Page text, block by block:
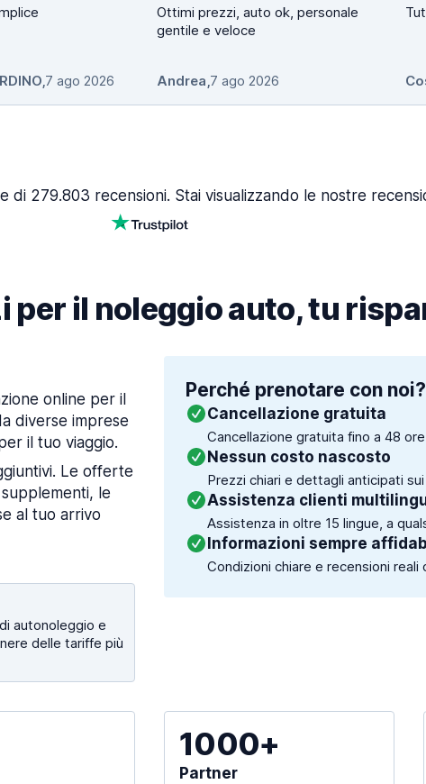
,7 ago 2026
Ottimi prezzi, auto ok, personale
gentile e veloce
Andrea,7 ago 2026
di 279.803 recensioni. Stai visualizzando le nostre
per il noleggio auto, tu
online per il
diverse imprese
il tuo viaggio.
Le offerte
le
al tuo arrivo
autonoleggio e
delle tariffe più
Perché prenotare con noi?
Cancellazione gratuita
Cancellazione gratuita fino a 48
Nessun costo nascosto
Prezzi chiari e dettagli anticipati
Assistenza clienti
Assistenza in oltre 15 lingue, a
Informazioni sempre
Condizioni chiare e recensioni reali
1000+
Partner